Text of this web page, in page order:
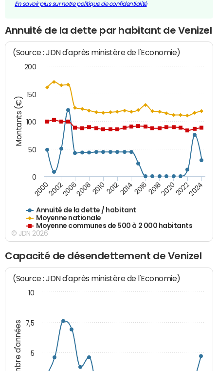
En savoir plus sur notre politique de confidentialité
Annuité de la dette par habitant de Venizel
Montants (€)
(Source : JDN d'après ministère de l'Economie)
Annuité de la dette / habitant
Moyenne nationale
Moyenne communes de 500 à 2 000 habitants
200020022006200820102012201420162018202020222024
0
50
100
150
200
© JDN 2026
Capacité de désendettement de Venizel
Nombre d'années
(Source : JDN d'après ministère de l'Economie)
5
7,5
10